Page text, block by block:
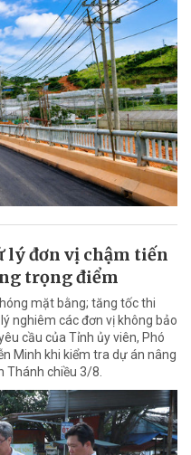
lý đơn vị chậm tiến
trọng điểm
mặt bằng; tăng tốc thi
nghiêm các đơn vị không bảo
cầu của Tỉnh ủy viên, Phó
Minh khi kiểm tra dự án nâng
Thánh chiều 3/8.